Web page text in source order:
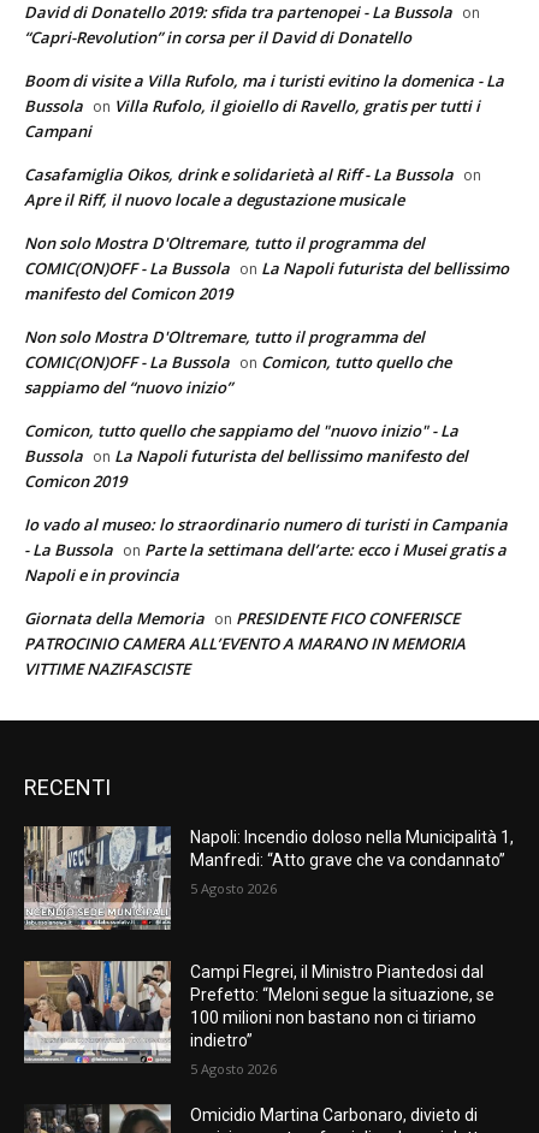
David di Donatello 2019: sfida tra partenopei - La Bussola on
“Capri-Revolution” in corsa per il David di Donatello
Boom di visite a Villa Rufolo, ma i turisti evitino la domenica - La
Bussola on Villa Rufolo, il gioiello di Ravello, gratis per tutti i
Campani
Casafamiglia Oikos, drink e solidarietà al Riff - La Bussola on
Apre il Riff, il nuovo locale a degustazione musicale
Non solo Mostra D'Oltremare, tutto il programma del
COMIC(ON)OFF - La Bussola on La Napoli futurista del bellissimo
manifesto del Comicon 2019
Non solo Mostra D'Oltremare, tutto il programma del
COMIC(ON)OFF - La Bussola on Comicon, tutto quello che
sappiamo del “nuovo inizio”
Comicon, tutto quello che sappiamo del "nuovo inizio" - La
Bussola on La Napoli futurista del bellissimo manifesto del
Comicon 2019
Io vado al museo: lo straordinario numero di turisti in Campania
- La Bussola on Parte la settimana dell’arte: ecco i Musei gratis a
Napoli e in provincia
Giornata della Memoria on PRESIDENTE FICO CONFERISCE
PATROCINIO CAMERA ALL’EVENTO A MARANO IN MEMORIA
VITTIME NAZIFASCISTE
RECENTI
Napoli: Incendio doloso nella Municipalità 1,
Manfredi: “Atto grave che va condannato”
5 Agosto 2026
Campi Flegrei, il Ministro Piantedosi dal
Prefetto: “Meloni segue la situazione, se
100 milioni non bastano non ci tiriamo
indietro”
5 Agosto 2026
Omicidio Martina Carbonaro, divieto di